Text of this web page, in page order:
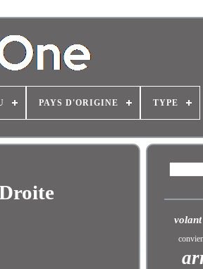
PAYS D'ORIGINE TYPE
volant